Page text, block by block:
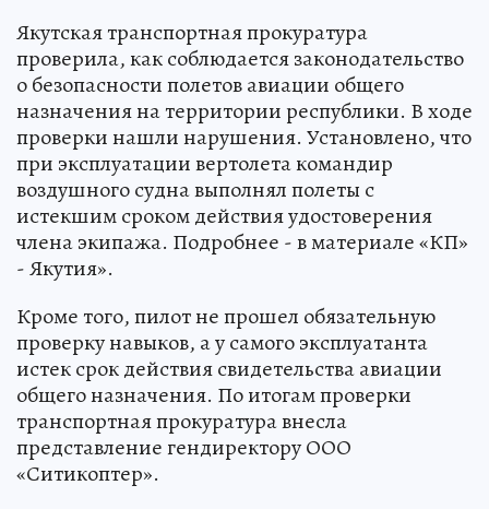
Якутская транспортная прокуратура
проверила, как соблюдается законодательство
о безопасности полетов авиации общего
назначения на территории республики. В ходе
проверки нашли нарушения. Установлено, что
при эксплуатации вертолета командир
воздушного судна выполнял полеты с
истекшим сроком действия удостоверения
члена экипажа. Подробнее - в материале «КП»
- Якутия».
Кроме того, пилот не прошел обязательную
проверку навыков, а у самого эксплуатанта
истек срок действия свидетельства авиации
общего назначения. По итогам проверки
транспортная прокуратура внесла
представление гендиректору ООО
«Ситикоптер».